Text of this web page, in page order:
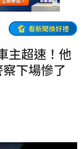
看新聞換好禮
主超速！他
下場慘了